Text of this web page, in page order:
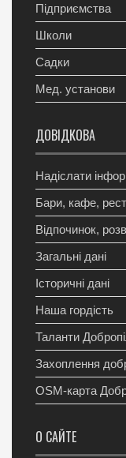
Підприємства
Школи
Садки
Мед. установи
ДОВІДКОВА
Надіслати
Бари, кафе,
Відпочинок,
Загальні дані
Історичні дані
Наша гордість
Таланти
Захоплення
OSM-карта
О САЙТЕ